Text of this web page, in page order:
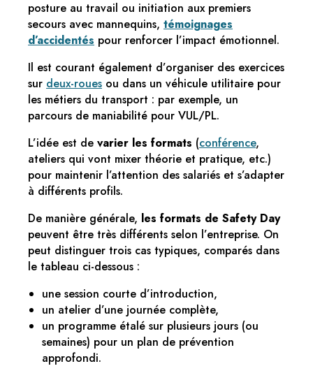
posture au travail ou initiation aux premiers
secours avec mannequins, témoignages
d’accidentés pour renforcer l’impact émotionnel.
Il est courant également d’organiser des exercices
sur deux-roues ou dans un véhicule utilitaire pour
les métiers du transport : par exemple, un
parcours de maniabilité pour VUL/PL.
L’idée est de varier les formats (conférence,
ateliers qui vont mixer théorie et pratique, etc.)
pour maintenir l’attention des salariés et s’adapter
à différents profils.
De manière générale, les formats de Safety Day
peuvent être très différents selon l’entreprise. On
peut distinguer trois cas typiques, comparés dans
le tableau ci-dessous :
une session courte d’introduction,
un atelier d’une journée complète,
un programme étalé sur plusieurs jours (ou
semaines) pour un plan de prévention
approfondi.